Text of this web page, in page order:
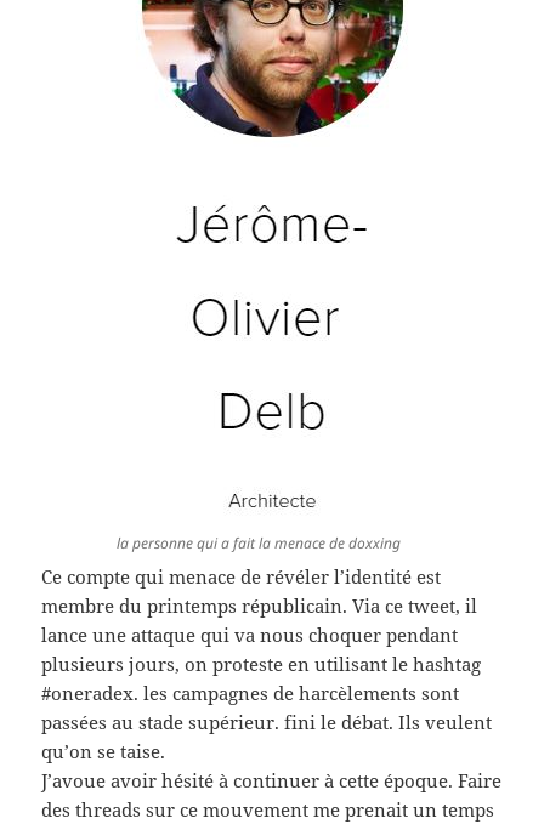
la personne qui a fait la menace de doxxing
Ce compte qui menace de révéler l’identité est
membre du printemps républicain. Via ce tweet, il
lance une attaque qui va nous choquer pendant
plusieurs jours, on proteste en utilisant le hashtag
#oneradex. les campagnes de harcèlements sont
passées au stade supérieur. fini le débat. Ils veulent
qu’on se taise.
J’avoue avoir hésité à continuer à cette époque. Faire
des threads sur ce mouvement me prenait un temps